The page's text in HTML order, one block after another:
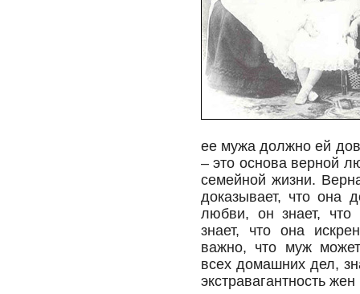
ее мужа должно ей
– это основа верной
семейной жизни.
доказывает, что она
любви, он знает,
знает, что она
важно, что муж
всех домашних дел,
экстравагантность